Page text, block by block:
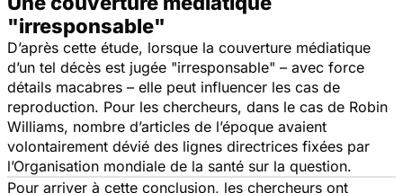
"irresponsable"
D’après cette étude, lorsque la couverture médiatique
d’un tel décès est jugée "irresponsable" – avec force
détails macabres – elle peut influencer les cas de
reproduction. Pour les chercheurs, dans le cas de Robin
Williams, nombre d’articles de l’époque avaient
volontairement dévié des lignes directrices fixées par
l’Organisation mondiale de la santé sur la question.
Pour arriver à cette conclusion, les chercheurs ont